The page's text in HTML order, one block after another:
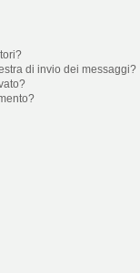
di invio dei messaggi?